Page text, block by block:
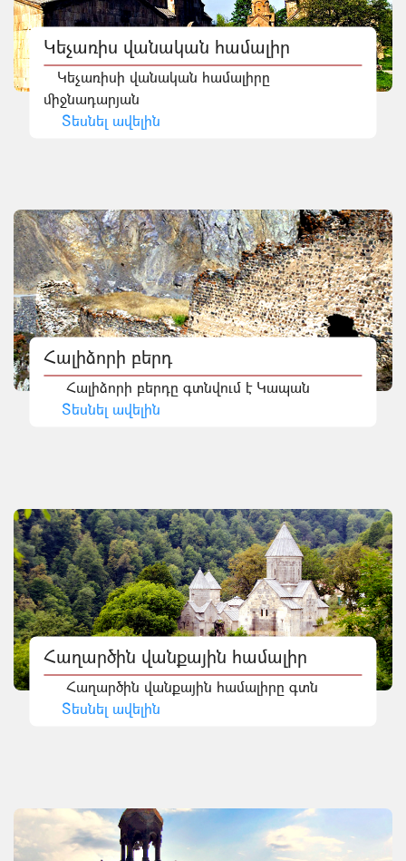
Կեչառիս վանական համալիր
Կեչառիսի վանական համալիրը
միջնադարյան
Տեսնել ավելին
Հալիձորի բերդ
Հալիձորի բերդը գտնվում է Կապան
Տեսնել ավելին
Հաղարծին վանքային համալիր
Հաղարծին վանքային համալիրը գտն
Տեսնել ավելին